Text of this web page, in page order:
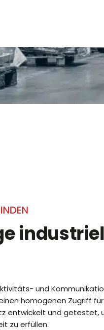
und
homogenen Zugriff
entwickelt und getestet,
zu erfüllen.